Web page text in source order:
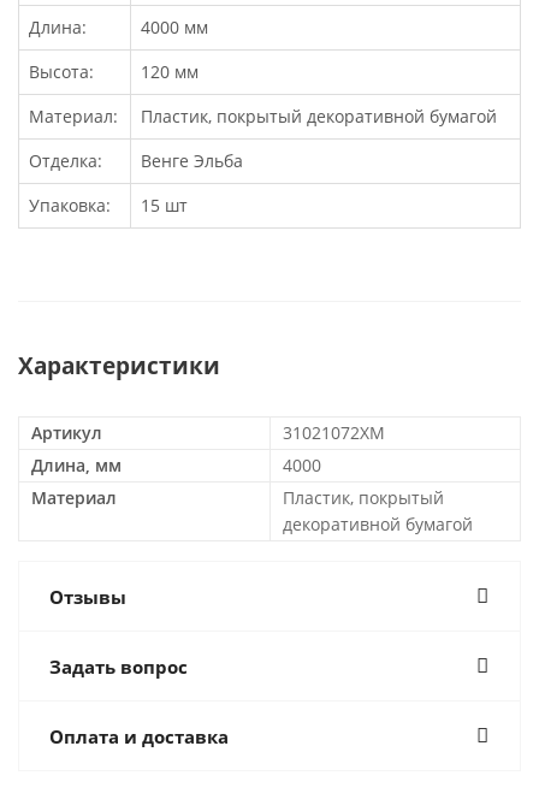
Длина:
4000 мм
Высота:
120 мм
Материал:
Пластик, покрытый декоративной бумагой
Отделка:
Венге Эльба
Упаковка:
15 шт
Характеристики
Артикул
31021072XM
Длина, мм
4000
Материал
Пластик, покрытый
декоративной бумагой
Отзывы
Задать вопрос
Оплата и доставка